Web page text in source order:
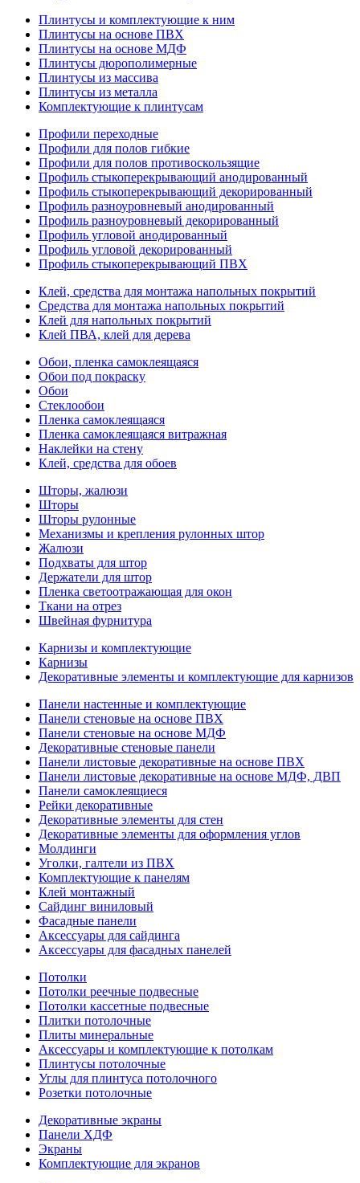
Плинтусы и комплектующие к ним
Плинтусы на основе ПВХ
Плинтусы на основе МДФ
Плинтусы дюрополимерные
Плинтусы из массива
Плинтусы из металла
Комплектующие к плинтусам
Профили переходные
Профили для полов гибкие
Профили для полов противоскользящие
Профиль стыкоперекрывающий анодированный
Профиль стыкоперекрывающий декорированный
Профиль разноуровневый анодированный
Профиль разноуровневый декорированный
Профиль угловой анодированный
Профиль угловой декорированный
Профиль стыкоперекрывающий ПВХ
Клей, средства для монтажа напольных покрытий
Средства для монтажа напольных покрытий
Клей для напольных покрытий
Клей ПВА, клей для дерева
Обои, пленка самоклеящаяся
Обои под покраску
Обои
Стеклообои
Пленка самоклеящаяся
Пленка самоклеящаяся витражная
Наклейки на стену
Клей, средства для обоев
Шторы, жалюзи
Шторы
Шторы рулонные
Механизмы и крепления рулонных штор
Жалюзи
Подхваты для штор
Держатели для штор
Пленка светоотражающая для окон
Ткани на отрез
Швейная фурнитура
Карнизы и комплектующие
Карнизы
Декоративные элементы и комплектующие для карнизов
Панели настенные и комплектующие
Панели стеновые на основе ПВХ
Панели стеновые на основе МДФ
Декоративные стеновые панели
Панели листовые декоративные на основе ПВХ
Панели листовые декоративные на основе МДФ, ДВП
Панели самоклеящиеся
Рейки декоративные
Декоративные элементы для стен
Декоративные элементы для оформления углов
Молдинги
Уголки, галтели из ПВХ
Комплектующие к панелям
Клей монтажный
Сайдинг виниловый
Фасадные панели
Аксессуары для сайдинга
Аксессуары для фасадных панелей
Потолки
Потолки реечные подвесные
Потолки кассетные подвесные
Плитки потолочные
Плиты минеральные
Аксессуары и комплектующие к потолкам
Плинтусы потолочные
Углы для плинтуса потолочного
Розетки потолочные
Декоративные экраны
Панели ХДФ
Экраны
Комплектующие для экранов